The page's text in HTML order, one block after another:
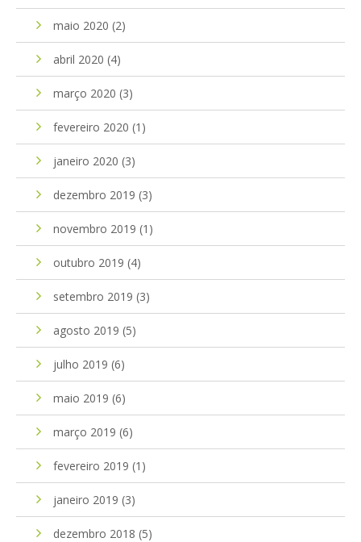
maio 2020 (2)
abril 2020 (4)
março 2020 (3)
fevereiro 2020 (1)
janeiro 2020 (3)
dezembro 2019 (3)
novembro 2019 (1)
outubro 2019 (4)
setembro 2019 (3)
agosto 2019 (5)
julho 2019 (6)
maio 2019 (6)
março 2019 (6)
fevereiro 2019 (1)
janeiro 2019 (3)
dezembro 2018 (5)